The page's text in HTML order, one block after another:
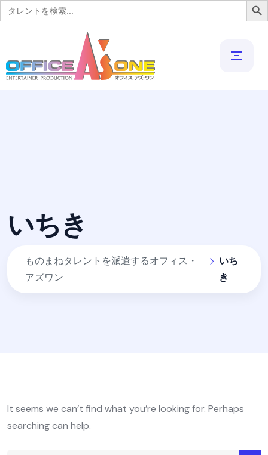
Search
for:
いちき
ものまねタレントを派遣するオフィス・
アズワン
いち
き
It seems we can’t find what you’re looking for. Perhaps
searching can help.